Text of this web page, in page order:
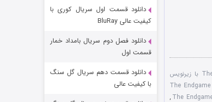
دانلود سریال The Endgame با زیرنویس
سریال The Endgame
,
قسمت ۶ (زیرنویس) منتشر شد
دانلود قسمت اول سریال کوری با
کیفیت عالی BluRay
دانلود فصل دوم سریال بامداد خمار
قسمت اول
دانلود قسمت دهم سریال گل سنگ
با کیفیت عالی